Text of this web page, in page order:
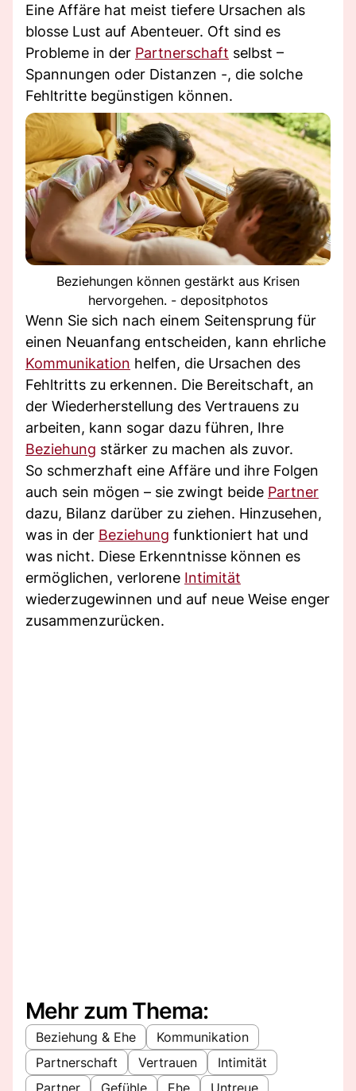
Eine Affäre hat meist tiefere Ursachen als
blosse Lust auf Abenteuer. Oft sind es
Probleme in der Partnerschaft selbst –
Spannungen oder Distanzen -, die solche
Fehltritte begünstigen können.
Beziehungen können gestärkt aus Krisen
hervorgehen. - depositphotos
Wenn Sie sich nach einem Seitensprung für
einen Neuanfang entscheiden, kann ehrliche
Kommunikation helfen, die Ursachen des
Fehltritts zu erkennen. Die Bereitschaft, an
der Wiederherstellung des Vertrauens zu
arbeiten, kann sogar dazu führen, Ihre
Beziehung stärker zu machen als zuvor.
So schmerzhaft eine Affäre und ihre Folgen
auch sein mögen – sie zwingt beide Partner
dazu, Bilanz darüber zu ziehen. Hinzusehen,
was in der Beziehung funktioniert hat und
was nicht. Diese Erkenntnisse können es
ermöglichen, verlorene Intimität
wiederzugewinnen und auf neue Weise enger
zusammenzurücken.
Mehr zum Thema:
Beziehung & Ehe
Kommunikation
Partnerschaft
Vertrauen
Intimität
Partner
Gefühle Ehe Untreue